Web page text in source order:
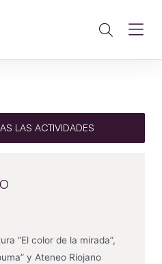
LAS ACTIVIDADES
“El color de la mirada”,
y Ateneo Riojano